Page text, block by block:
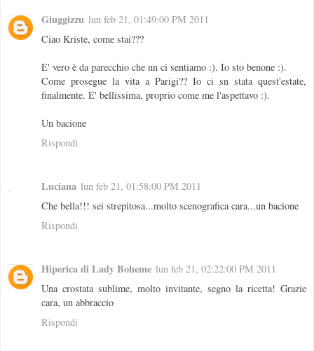
Giuggizzu lun feb 21, 01:49:00 PM 2011
Ciao Kriste, come stai???
E' vero è da parecchio che nn ci sentiamo :). Io sto benone :).
Come prosegue la vita a Parigi?? Io ci sn stata quest'estate,
finalmente. E' bellissima, proprio come me l'aspettavo :).
Un bacione
Rispondi
Luciana lun feb 21, 01:58:00 PM 2011
Che bella!!! sei strepitosa...molto scenografica cara...un bacione
Rispondi
Hiperica di Lady Boheme lun feb 21, 02:22:00 PM 2011
Una crostata sublime, molto invitante, segno la ricetta! Grazie
cara, un abbraccio
Rispondi